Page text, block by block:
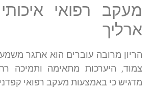
מעקב רפואי
ארליך
הריון מרובה עוברים הוא אתגר
צמוד, היערכות מתאימה ותמיכה
מדגיש כי באמצעות מעקב רפואי